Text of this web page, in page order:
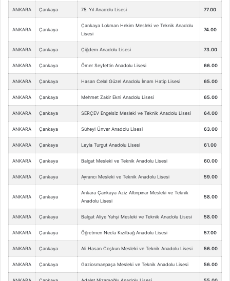
ANKARA Çankaya 75. Yıl Anadolu Lisesi 77.00
ANKARA Çankaya
Çankaya Lokman Hekim Mesleki ve Teknik Anadolu
Lisesi
74.00
ANKARA Çankaya Çiğdem Anadolu Lisesi 73.00
ANKARA Çankaya Ömer Seyfettin Anadolu Lisesi 66.00
ANKARA Çankaya Hasan Celal Güzel Anadolu İmam Hatip Lisesi 65.00
ANKARA Çankaya Mehmet Zakir Ekni Anadolu Lisesi 65.00
ANKARA Çankaya SERÇEV Engelsiz Mesleki ve Teknik Anadolu Lisesi 64.00
ANKARA Çankaya Süheyl Ünver Anadolu Lisesi 63.00
ANKARA Çankaya Leyla Turgut Anadolu Lisesi 61.00
ANKARA Çankaya Balgat Mesleki ve Teknik Anadolu Lisesi 60.00
ANKARA Çankaya Ayrancı Mesleki ve Teknik Anadolu Lisesi 59.00
ANKARA Çankaya
Ankara Çankaya Aziz Altınpınar Mesleki ve Teknik
Anadolu Lisesi
58.00
ANKARA Çankaya Balgat Aliye Yahşi Mesleki ve Teknik Anadolu Lisesi 58.00
ANKARA Çankaya Öğretmen Necla Kızılbağ Anadolu Lisesi 57.00
ANKARA Çankaya Ali Hasan Coşkun Mesleki ve Teknik Anadolu Lisesi 56.00
ANKARA Çankaya Gaziosmanpaşa Mesleki ve Teknik Anadolu Lisesi 56.00